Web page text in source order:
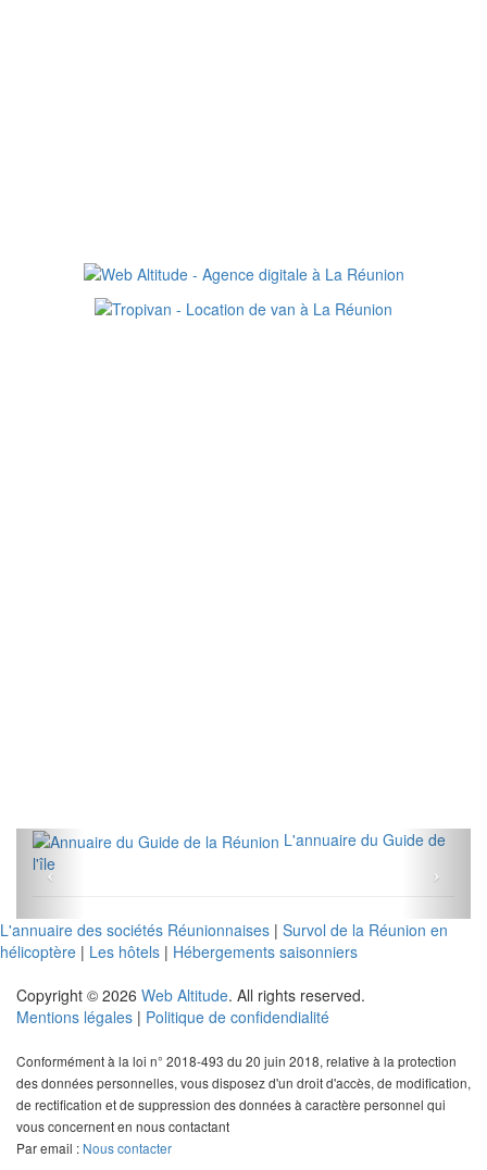
L'annuaire du Guide de
l'île
L'annuaire des sociétés Réunionnaises | Survol de la Réunion en
hélicoptère | Les hôtels | Hébergements saisonniers
Copyright © 2026 Web Altitude. All rights reserved.
Mentions légales | Politique de confidendialité
Conformément à la loi n° 2018-493 du 20 juin 2018, relative à la protection
des données personnelles, vous disposez d'un droit d'accès, de modification,
de rectification et de suppression des données à caractère personnel qui
vous concernent en nous contactant
Par email : Nous contacter